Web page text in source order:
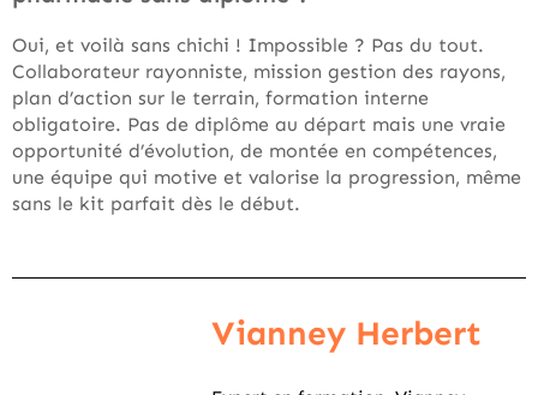
Oui, et voilà sans chichi ! Impossible ? Pas du tout.
Collaborateur rayonniste, mission gestion des rayons,
plan d’action sur le terrain, formation interne
obligatoire. Pas de diplôme au départ mais une vraie
opportunité d’évolution, de montée en compétences,
une équipe qui motive et valorise la progression, même
sans le kit parfait dès le début.
Vianney Herbert